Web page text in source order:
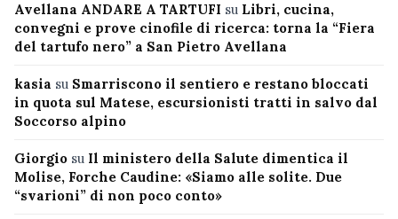
Avellana ANDARE A TARTUFI su Libri, cucina,
convegni e prove cinofile di ricerca: torna la “Fiera
del tartufo nero” a San Pietro Avellana
kasia su Smarriscono il sentiero e restano bloccati
in quota sul Matese, escursionisti tratti in salvo dal
Soccorso alpino
Giorgio su Il ministero della Salute dimentica il
Molise, Forche Caudine: «Siamo alle solite. Due
“svarioni” di non poco conto»